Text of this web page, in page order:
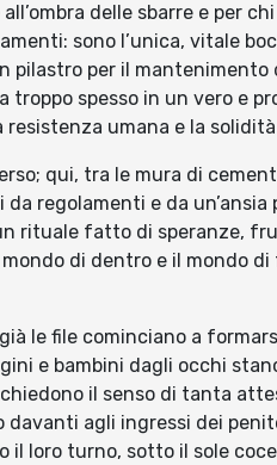
delle sbarre e per
sono l’unica, vitale
pilastro per il mantenimento
spesso in un vero e
umana e la
qui, tra le mura di
regolamenti e da un’ansia
rituale fatto di speranze,
di dentro e il mondo
le file cominciano a
e bambini dagli occhi
il senso di tanta
agli ingressi dei
loro turno, sotto il sole